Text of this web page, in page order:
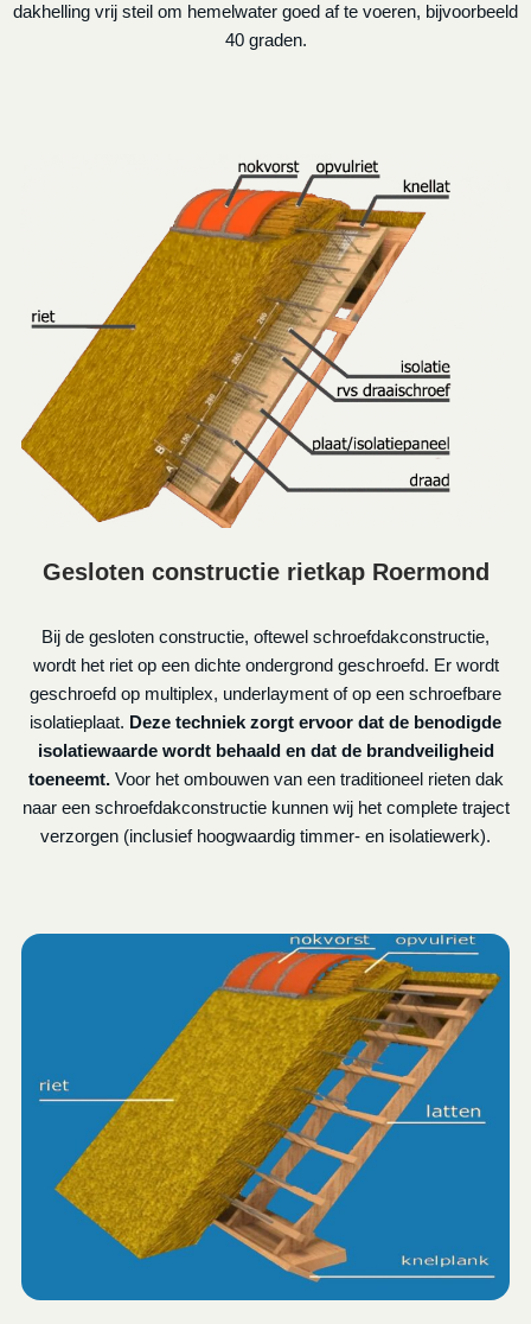
dakhelling vrij steil om hemelwater goed af te voeren, bijvoorbeeld
40 graden.
Gesloten constructie rietkap Roermond
Bij de gesloten constructie, oftewel schroefdakconstructie,
wordt het riet op een dichte ondergrond geschroefd. Er wordt
geschroefd op multiplex, underlayment of op een schroefbare
isolatieplaat. Deze techniek zorgt ervoor dat de benodigde
isolatiewaarde wordt behaald en dat de brandveiligheid
toeneemt.Voor het ombouwen van een traditioneel rieten dak
naar een schroefdakconstructie kunnen wij het complete traject
verzorgen (inclusief hoogwaardig timmer- en isolatiewerk).